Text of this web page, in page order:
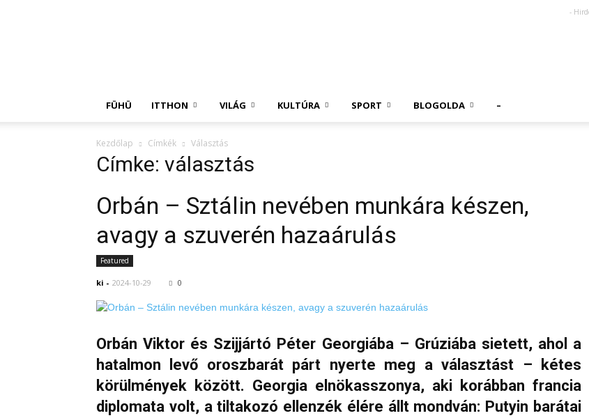
-
FÜHÜ ITTHON VILÁG KULTÚRA SPORT BLOGOLDA –
Kezdőlap Címkék Választás
Címke: választás
Orbán – Sztálin nevében munkára készen,
avagy a szuverén hazaárulás
Featured
ki - 2024-10-29 0
Orbán Viktor és Szijjártó Péter Georgiába – Grúziába sietett, ahol a
hatalmon levő oroszbarát párt nyerte meg a választást – kétes
körülmények között. Georgia elnökasszonya, aki korábban francia
diplomata volt, a tiltakozó ellenzék élére állt mondván: Putyin barátai